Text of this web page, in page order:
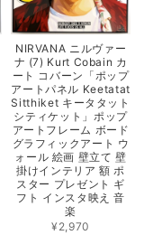
NIRVANA ニルヴァー
ナ (7) Kurt Cobain カ
ート コバーン「ポップ
アートパネル Keetatat
Sitthiket キータタット
シティケット」ポップ
アートフレーム ボード
グラフィックアート ウ
ォール 絵画 壁立て 壁
掛けインテリア 額 ポ
スター プレゼント ギ
フト インスタ映え 音
楽
¥2,970